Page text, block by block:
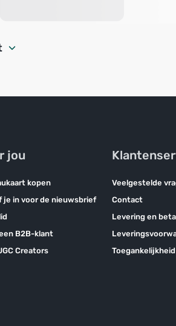
jou
kopen
je in voor de nieuwsbrief
B2B-klant
Creators
Veelgestelde
Contact
Levering en
Toegankelijkheid